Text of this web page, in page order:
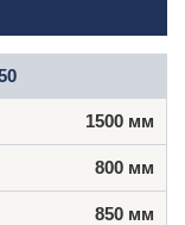
1500 мм
800 мм
850 мм